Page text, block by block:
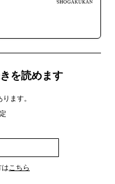
を読めます
ます。
こちら